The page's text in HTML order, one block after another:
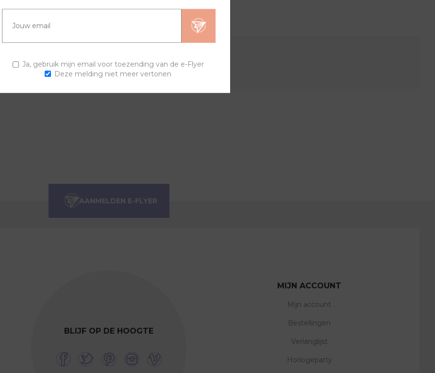
OVERZICHT VRAGEN?
en horlogebanden voor een trendy horloge.
BLIJF OP DE HOOGTE
MIJN ACCOUNT
Mijn account
Bestellingen
Verlanglijst
Horlogeparty
Ja, gebruik mijn email voor toezending van de e-Flyer
Deze melding niet meer vertonen